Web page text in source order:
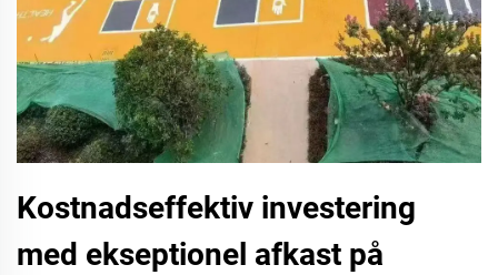
Kostnadseffektiv investering
med ekseptionel afkast på